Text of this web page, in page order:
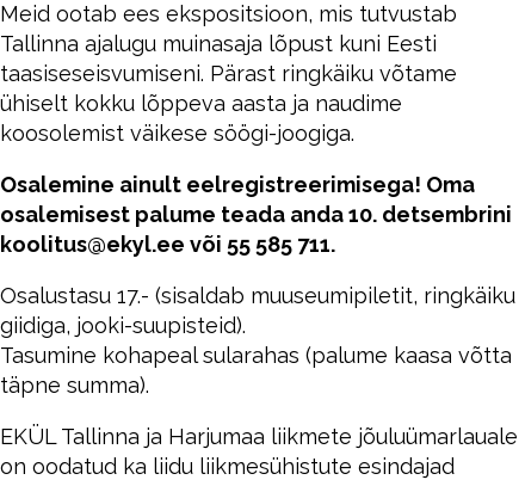
Meid ootab ees ekspositsioon, mis tutvustab
Tallinna ajalugu muinasaja lõpust kuni Eesti
taasiseseisvumiseni. Pärast ringkäiku võtame
ühiselt kokku lõppeva aasta ja naudime
koosolemist väikese söögi-joogiga.
Osalemine ainult eelregistreerimisega! Oma
osalemisest palume teada anda 10. detsembrini
koolitus@ekyl.ee või 55 585 711.
Osalustasu 17.- (sisaldab muuseumipiletit, ringkäiku
giidiga, jooki-suupisteid).
Tasumine kohapeal sularahas (palume kaasa võtta
täpne summa).
EKÜL Tallinna ja Harjumaa liikmete jõuluümarlauale
on oodatud ka liidu liikmesühistute esindajad